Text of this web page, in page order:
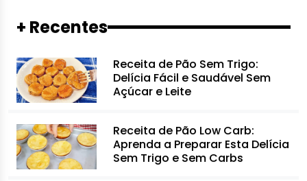
+ Recentes
Receita de Pão Sem Trigo:
Delícia Fácil e Saudável Sem
Açúcar e Leite
Receita de Pão Low Carb:
Aprenda a Preparar Esta Delícia
Sem Trigo e Sem Carbs